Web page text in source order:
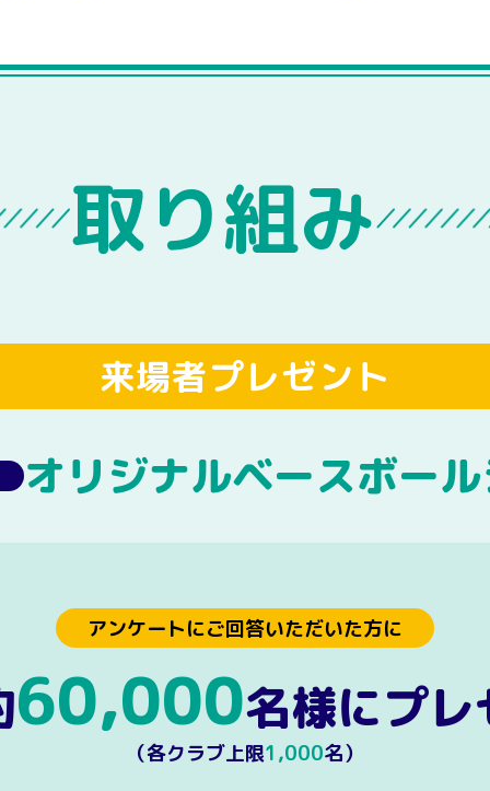
取り組み
来場者プレゼント
オリジナルベースボー
アンケートにご回答いただいた方に
60,000名様にプ
（各クラブ上限1,000名）